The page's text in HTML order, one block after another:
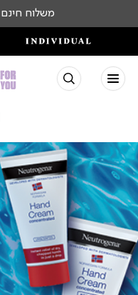
משלוח חינם